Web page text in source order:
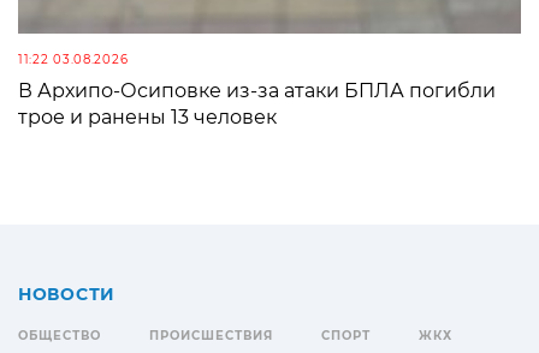
11:22 03.08.2026
В Архипо-Осиповке из-за атаки БПЛА погибли
трое и ранены 13 человек
НОВОСТИ
ОБЩЕСТВО ПРОИСШЕСТВИЯ СПОРТ ЖКХ